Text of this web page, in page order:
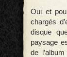
Oui et
chargés
disque
paysage
de